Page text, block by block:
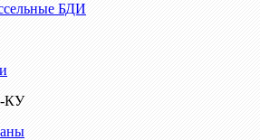
БДИ
КУ